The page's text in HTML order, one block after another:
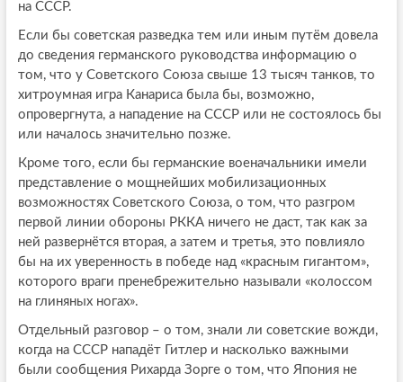
на СССР.
Если бы советская разведка тем или иным путём довела
до сведения германского руководства информацию о
том, что у Советского Союза свыше 13 тысяч танков, то
хитроумная игра Канариса была бы, возможно,
опровергнута, а нападение на СССР или не состоялось бы
или началось значительно позже.
Кроме того, если бы германские военачальники имели
представление о мощнейших мобилизационных
возможностях Советского Союза, о том, что разгром
первой линии обороны РККА ничего не даст, так как за
ней развернётся вторая, а затем и третья, это повлияло
бы на их уверенность в победе над «красным гигантом»,
которого враги пренебрежительно называли «колоссом
на глиняных ногах».
Отдельный разговор – о том, знали ли советские вожди,
когда на СССР нападёт Гитлер и насколько важными
были сообщения Рихарда Зорге о том, что Япония не